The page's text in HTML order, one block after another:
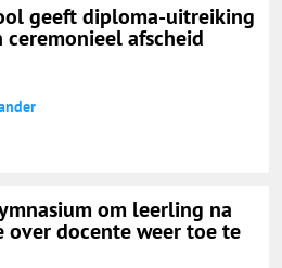
geeft diploma-uitreiking
afscheid
om leerling na
docente weer toe te